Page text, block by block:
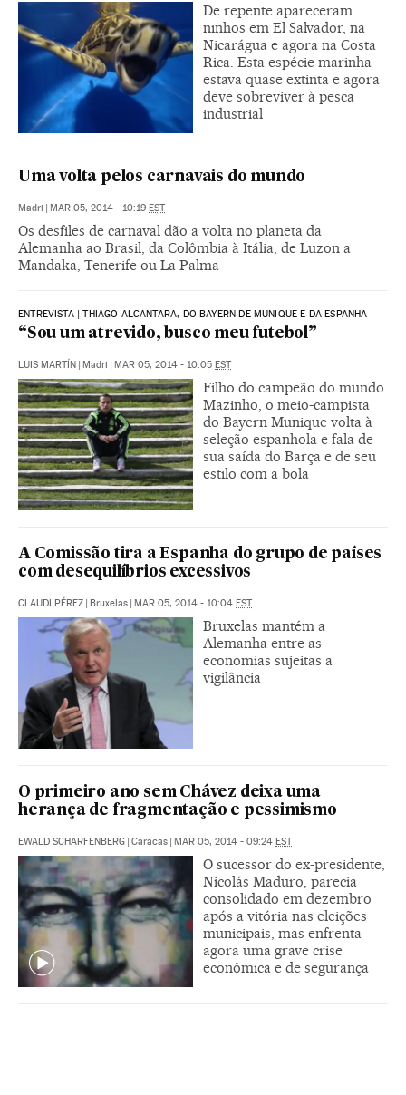
De repente apareceram
ninhos em El Salvador, na
Nicarágua e agora na Costa
Rica. Esta espécie marinha
estava quase extinta e agora
deve sobreviver à pesca
industrial
Uma volta pelos carnavais do mundo
Madri | MAR 05, 2014 - 10:19 EST
Os desfiles de carnaval dão a volta no planeta da
Alemanha ao Brasil, da Colômbia à Itália, de Luzon a
Mandaka, Tenerife ou La Palma
ENTREVISTA | THIAGO ALCANTARA, DO BAYERN DE MUNIQUE E DA ESPANHA
“Sou um atrevido, busco meu futebol”
LUIS MARTÍN | Madri | MAR 05, 2014 - 10:05 EST
Filho do campeão do mundo
Mazinho, o meio-campista
do Bayern Munique volta à
seleção espanhola e fala de
sua saída do Barça e de seu
estilo com a bola
A Comissão tira a Espanha do grupo de países
com desequilíbrios excessivos
CLAUDI PÉREZ | Bruxelas | MAR 05, 2014 - 10:04 EST
Bruxelas mantém a
Alemanha entre as
economias sujeitas a
vigilância
O primeiro ano sem Chávez deixa uma
herança de fragmentação e pessimismo
EWALD SCHARFENBERG | Caracas | MAR 05, 2014 - 09:24 EST
O sucessor do ex-presidente,
Nicolás Maduro, parecia
consolidado em dezembro
após a vitória nas eleições
municipais, mas enfrenta
agora uma grave crise
econômica e de segurança